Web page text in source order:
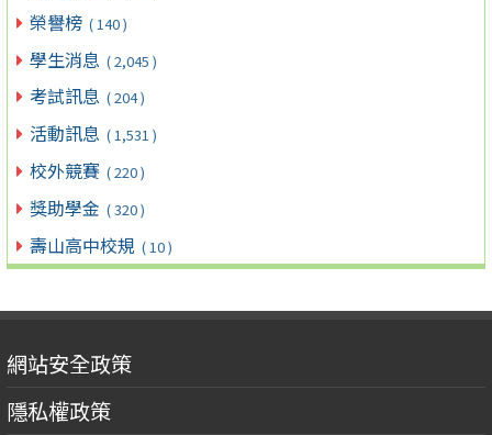
榮譽榜 ( 140 )
學生消息 ( 2,045 )
考試訊息 ( 204 )
活動訊息 ( 1,531 )
校外競賽 ( 220 )
獎助學金 ( 320 )
壽山高中校規 ( 10 )
網站安全政策
隱私權政策